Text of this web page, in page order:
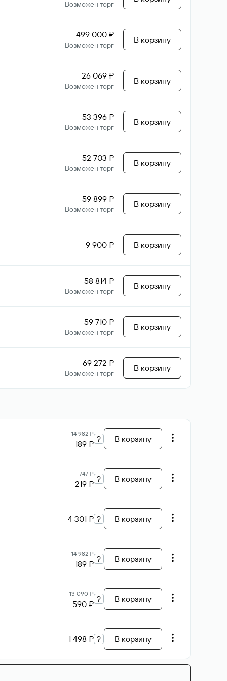
Возможен торг
499 000 ₽
Возможен торг
В корзину
26 069 ₽
Возможен торг
В корзину
53 396 ₽
Возможен торг
В корзину
52 703 ₽
Возможен торг
В корзину
59 899 ₽
Возможен торг
В корзину
9 900 ₽ В корзину
58 814 ₽
Возможен торг
В корзину
59 710 ₽
Возможен торг
В корзину
69 272 ₽
Возможен торг
В корзину
14 982 ₽
189 ₽ ? В корзину
747 ₽
219 ₽ ? В корзину
4 301 ₽ ? В корзину
14 982 ₽
189 ₽ ? В корзину
13 090 ₽
590 ₽ ? В корзину
1 498 ₽ ? В корзину